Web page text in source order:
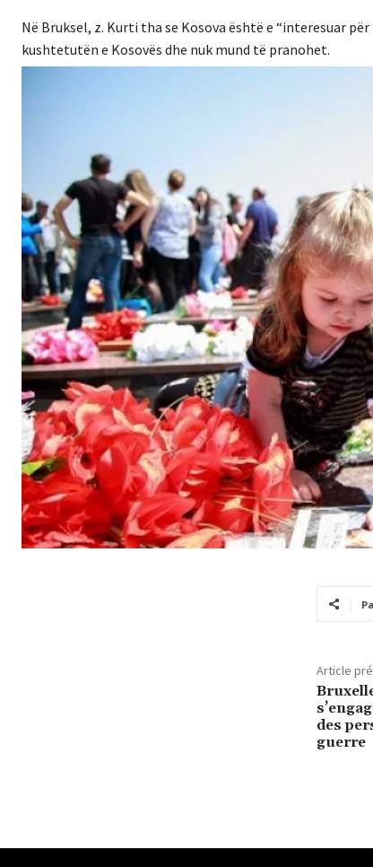
Në Bruksel, z. Kurti tha se Kosova është e “interesuar
kushtetutën e Kosovës dhe nuk mund të pranohet.
Article
des
guerre